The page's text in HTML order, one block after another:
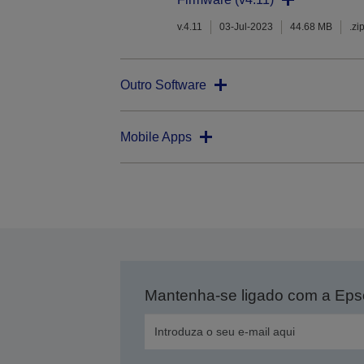
v.4.11 03-Jul-2023 44.68 MB .zip
Outro Software
Mobile Apps
Mantenha-se ligado com a